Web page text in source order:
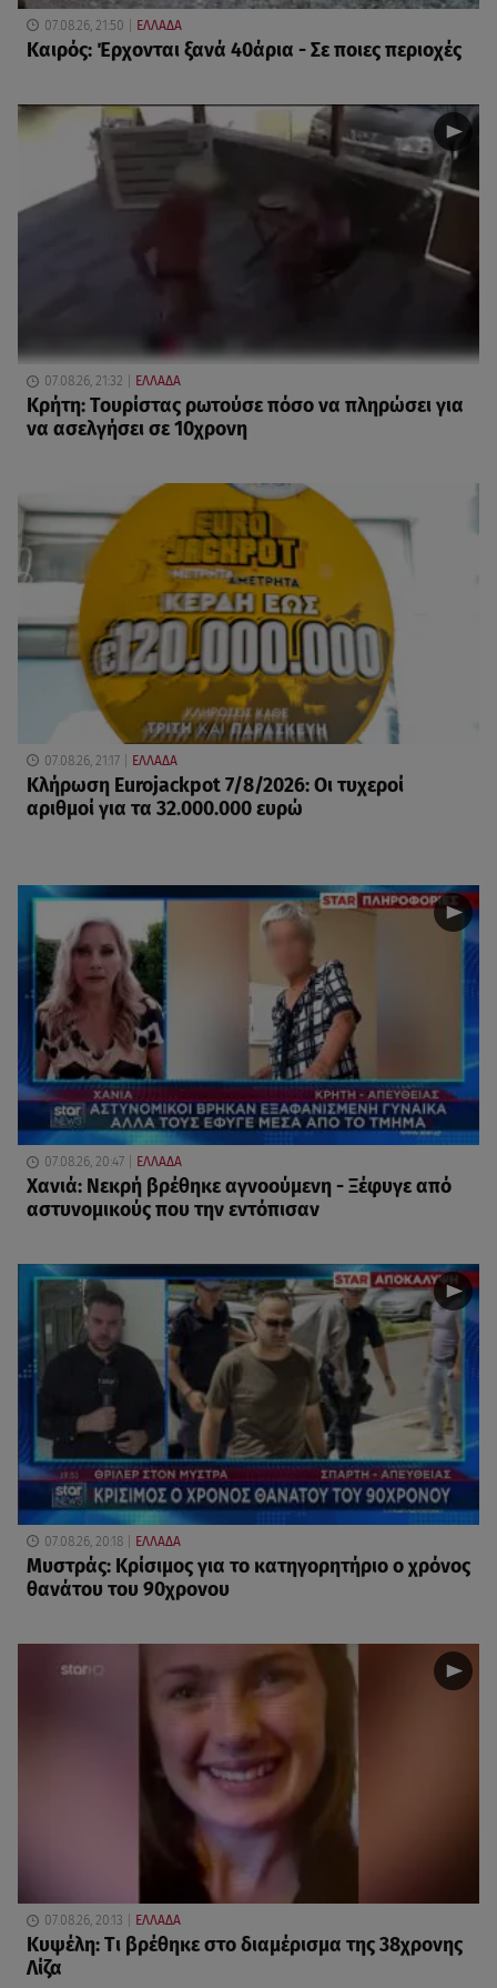
07.08.26, 21:50 ΕΛΛΑΔΑ
Καιρός: Έρχονται ξανά 40άρια - Σε ποιες περιοχές
07.08.26, 21:32 ΕΛΛΑΔΑ
Κρήτη: Τουρίστας ρωτούσε πόσο να πληρώσει για
να ασελγήσει σε 10χρονη
07.08.26, 21:17 ΕΛΛΑΔΑ
Κλήρωση Eurojackpot 7/8/2026: Οι τυχεροί
αριθμοί για τα 32.000.000 ευρώ
07.08.26, 20:47 ΕΛΛΑΔΑ
Χανιά: Νεκρή βρέθηκε αγνοούμενη - Ξέφυγε από
αστυνομικούς που την εντόπισαν
07.08.26, 20:18 ΕΛΛΑΔΑ
Μυστράς: Κρίσιμος για το κατηγορητήριο ο χρόνος
θανάτου του 90χρονου
07.08.26, 20:13 ΕΛΛΑΔΑ
Κυψέλη: Tι βρέθηκε στο διαμέρισμα της 38χρονης
Λίζα